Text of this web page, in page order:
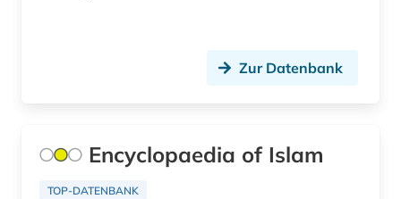
Zur Datenbank
Encyclopaedia of Islam
TOP-DATENBANK